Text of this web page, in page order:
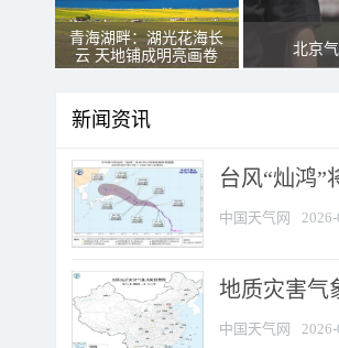
青海湖畔：湖光花海长
云 天地铺成明亮画卷
北京
新闻资讯
台风“灿鸿”
中国天气网
地质灾害气
中国天气网